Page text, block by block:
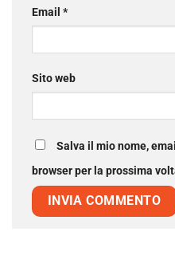
Email *
Sito web
Salva il mio nome,
browser per la prossima